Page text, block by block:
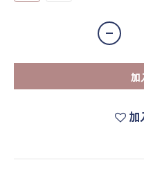
加
加